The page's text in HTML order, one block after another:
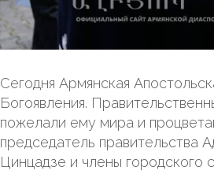
Сегодня Армянская
Богоявления.
пожелали ему мира и
председатель правительства
Цинцадзе и члены городского